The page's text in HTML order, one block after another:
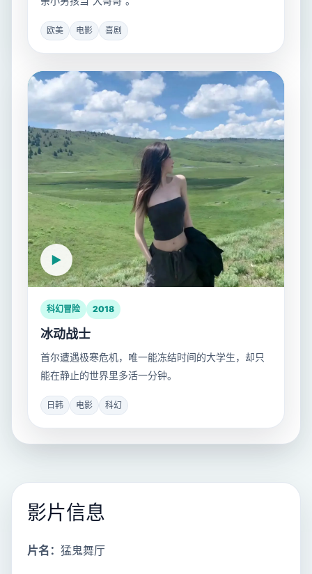
欧美 电影 喜剧
科幻冒险 2018
冰动战士
首尔遭遇极寒危机，唯一能冻结时间的大学生，却只
能在静止的世界里多活一分钟。
日韩 电影 科幻
影片信息
片名： 猛鬼舞厅